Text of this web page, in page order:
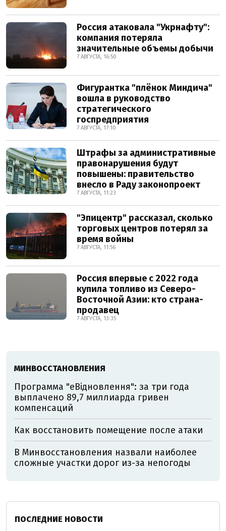
Россия атаковала "Укрнафту":
компания потеряла
значительные объемы добычи
7 АВГУСТА, 16:50
Фигурантка "плёнок Миндича"
вошла в руководство
стратегического
госпредприятия
7 АВГУСТА, 17:10
Штрафы за административные
правонарушения будут
повышены: правительство
внесло в Раду законопроект
7 АВГУСТА, 11:23
"Эпицентр" рассказал, сколько
торговых центров потерял за
время войны
7 АВГУСТА, 11:56
Россия впервые с 2022 года
купила топливо из Северо-
Восточной Азии: кто страна-
продавец
7 АВГУСТА, 13:35
МИНВОССТАНОВЛЕНИЯ
Программа "еВідновлення": за три года
выплачено 89,7 миллиарда гривен
компенсаций
Как восстановить помещение после атаки
В Минвосстановления назвали наиболее
сложные участки дорог из-за непогоды
ПОСЛЕДНИЕ НОВОСТИ